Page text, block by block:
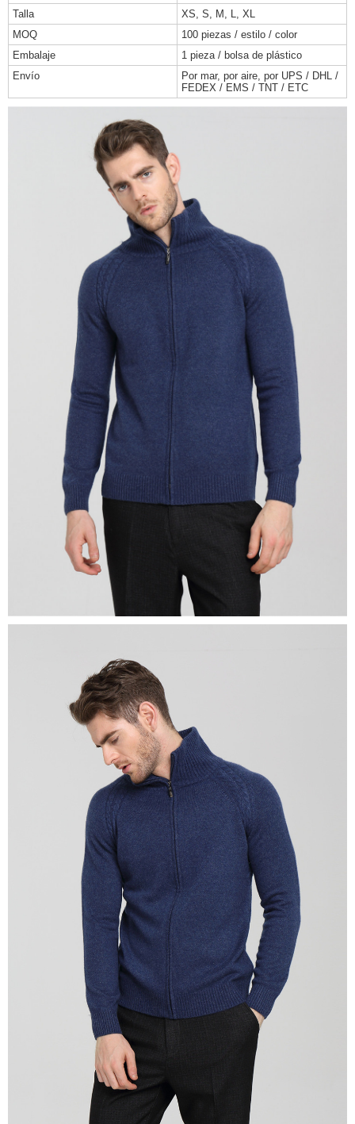
Talla
XS, S, M, L, XL
MOQ
100 piezas / estilo / color
Embalaje
1 pieza / bolsa de plástico
Envío
Por mar, por aire, por UPS / DHL /
FEDEX / EMS / TNT / ETC